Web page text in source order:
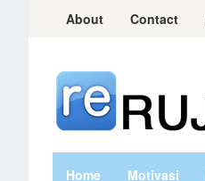
About Contact
Home Motivasi